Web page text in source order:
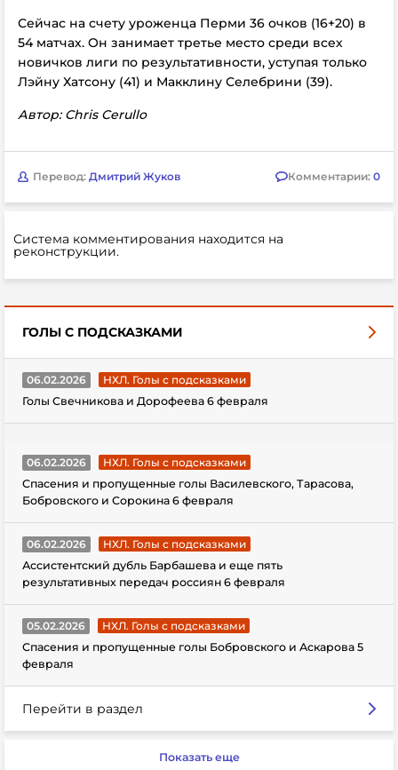
Сейчас на счету уроженца Перми 36 очков (16+20) в
54 матчах. Он занимает третье место среди всех
новичков лиги по результативности, уступая только
Лэйну Хатсону (41) и Макклину Селебрини (39).
Автор:Chris Cerullo
Перевод: Дмитрий Жуков Комментарии: 0
Система комментирования находится на
реконструкции.
ГОЛЫ С ПОДСКАЗКАМИ
06.02.2026
НХЛ. Голы с подсказками
Голы Свечникова и Дорофеева 6 февраля
06.02.2026
НХЛ. Голы с подсказками
Спасения и пропущенные голы Василевского, Тарасова,
Бобровского и Сорокина 6 февраля
06.02.2026
НХЛ. Голы с подсказками
Ассистентский дубль Барбашева и еще пять
результативных передач россиян 6 февраля
05.02.2026
НХЛ. Голы с подсказками
Спасения и пропущенные голы Бобровского и Аскарова 5
февраля
Перейти в раздел
Показать еще